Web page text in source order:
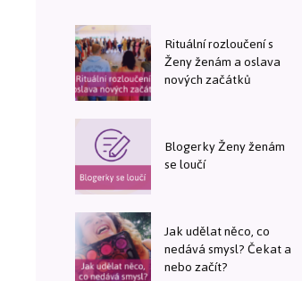
Rituální rozloučení s
Ženy ženám a oslava
nových začátků
Blogerky Ženy ženám
se loučí
Jak udělat něco, co
nedává smysl? Čekat a
nebo začít?